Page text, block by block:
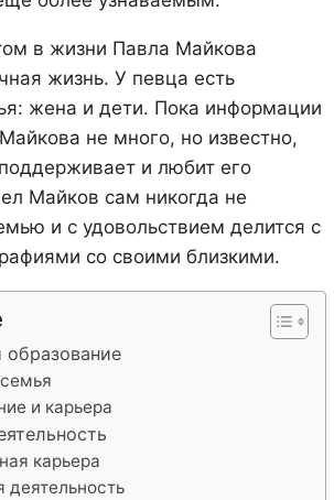
в жизни Павла Майкова
жизнь. У певца есть
жена и дети. Пока информации
не много, но известно,
и любит его
Майков сам никогда не
и с удовольствием делится с
со своими близкими.
образование
и карьера
карьера
деятельность